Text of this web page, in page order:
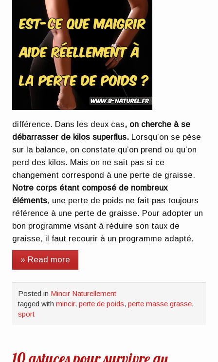
différence. Dans les deux cas, on cherche à se
débarrasser de kilos superflus. Lorsqu’on se pèse
sur la balance, on constate qu’on prend ou qu’on
perd des kilos. Mais on ne sait pas si ce
changement correspond à une perte de graisse.
Notre corps étant composé de nombreux
éléments, une perte de poids ne fait pas toujours
référence à une perte de graisse. Pour adopter un
bon programme visant à réduire son taux de
graisse, il faut recourir à un programme adapté.
» Read more
Posted in Mincir Naturellement
tagged withmincir,perte de poids,perte masse grasse,
sport